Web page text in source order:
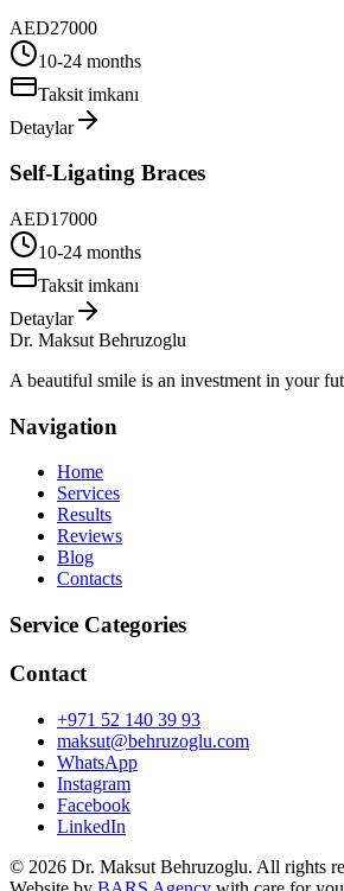
AED27000
10-24 months
Taksit imkanı
Detaylar
Self-Ligating Braces
AED17000
10-24 months
Taksit imkanı
Detaylar
Dr. Maksut Behruzoglu
A beautiful smile is an investment in your
Navigation
Home
Services
Results
Reviews
Blog
Contacts
Service Categories
Contact
+971 52 140 39 93
maksut@behruzoglu.com
WhatsApp
Instagram
Facebook
LinkedIn
© 2026 Dr. Maksut Behruzoglu. All rights